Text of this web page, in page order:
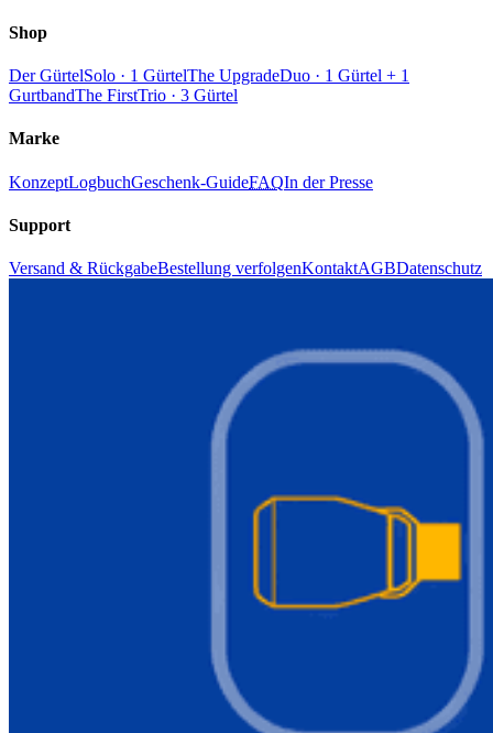
Shop
Der GürtelSolo · 1 GürtelThe UpgradeDuo · 1 Gürtel + 1
GurtbandThe FirstTrio · 3 Gürtel
Marke
KonzeptLogbuchGeschenk-GuideFAQIn der Presse
Support
Versand & RückgabeBestellung verfolgenKontaktAGBDatenschutz